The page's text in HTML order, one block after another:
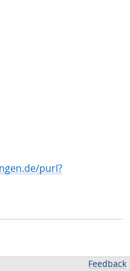
purl?
Feedback